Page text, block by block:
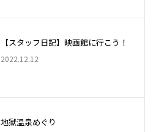
【スタッフ日記】映画館に行こう！
2022.12.12
地獄温泉めぐり